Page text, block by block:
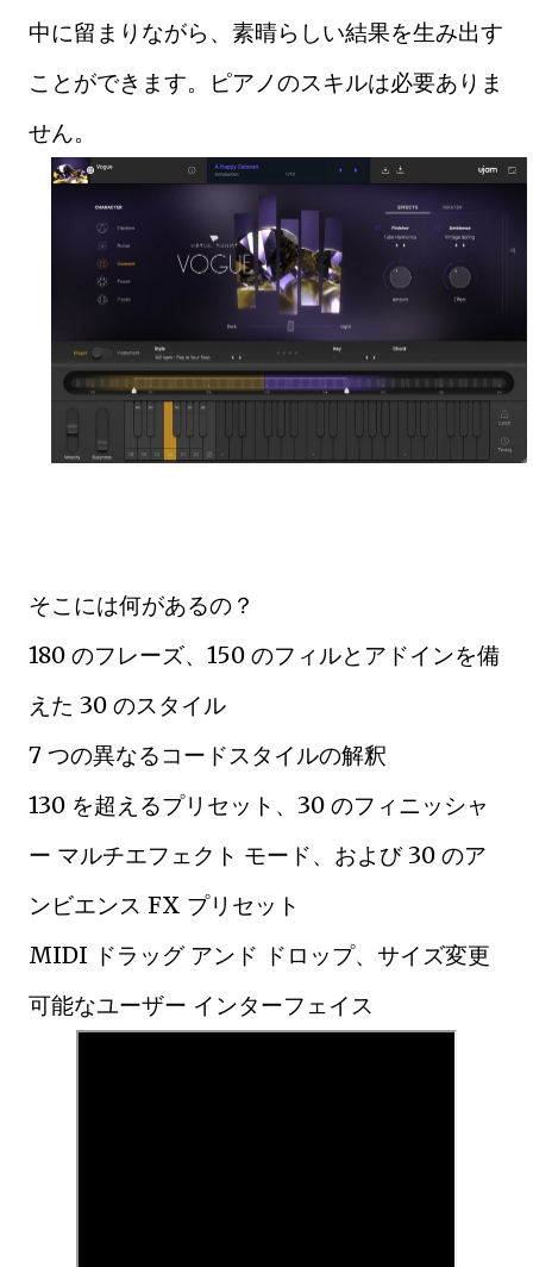
中に留まりながら、素晴らしい結果を生み出す
ことができます。ピアノのスキルは必要ありま
せん。
そこには何があるの？
180 のフレーズ、150 のフィルとアドインを備
えた 30 のスタイル
7 つの異なるコードスタイルの解釈
130 を超えるプリセット、30 のフィニッシャ
ー マルチエフェクト モード、および 30 のア
ンビエンス FX プリセット
MIDI ドラッグ アンド ドロップ、サイズ変更
可能なユーザー インターフェイス